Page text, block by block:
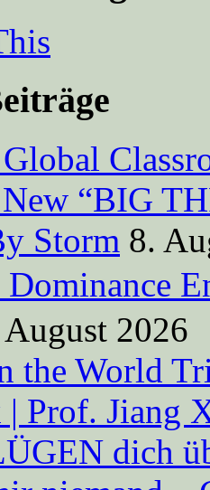
New “BIG
Storm 8.
Dominance
2026
the World
| Prof. Jiang
dich